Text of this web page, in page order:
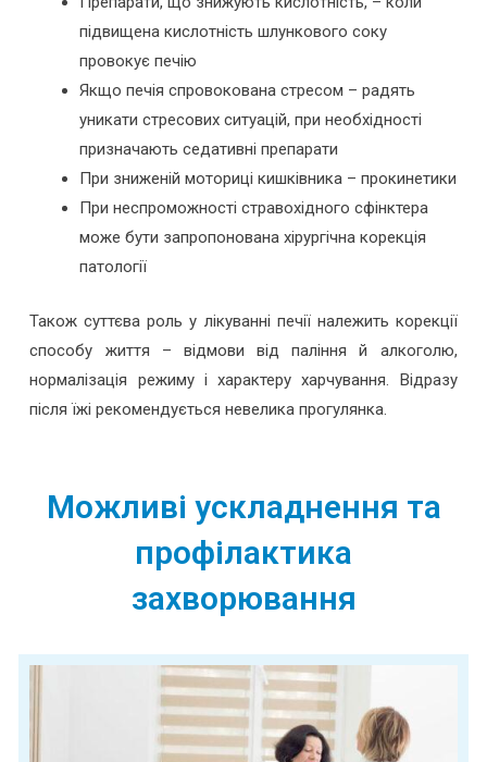
підвищена кислотність шлункового соку
провокує печію
Якщо печія спровокована стресом – радять
уникати стресових ситуацій, при необхідності
призначають седативні препарати
При зниженій моториці кишківника – прокинетики
При неспроможності стравохідного сфінктера
може бути запропонована хірургічна корекція
патології
Також суттєва роль у лікуванні печії належить корекції
способу життя – відмови від паління й алкоголю,
нормалізація режиму і характеру харчування. Відразу
після їжі рекомендується невелика прогулянка.
Можливі ускладнення та
профілактика
захворювання